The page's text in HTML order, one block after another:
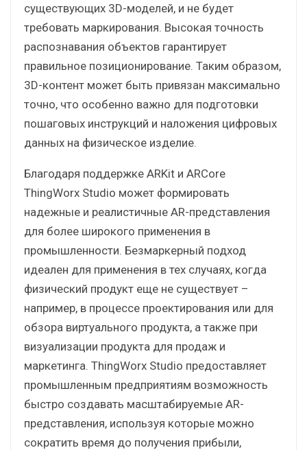
существующих 3D-моделей, и не будет
требовать маркирования. Высокая точность
распознавания объектов гарантирует
правильное позиционирование. Таким образом,
3D-контент может быть привязан максимально
точно, что особенно важно для подготовки
пошаговых инструкций и наложения цифровых
данных на физическое изделие.
Благодаря поддержке ARKit и ARCore
ThingWorx Studio может формировать
надежные и реалистичные AR-представления
для более широкого применения в
промышленности. Безмаркерный подход
идеален для применения в тех случаях, когда
физический продукт еще не существует –
например, в процессе проектирования или для
обзора виртуального продукта, а также при
визуализации продукта для продаж и
маркетинга. ThingWorx Studio предоставляет
промышленным предприятиям возможность
быстро создавать масштабируемые AR-
представления, используя которые можно
сократить время до получения прибыли,